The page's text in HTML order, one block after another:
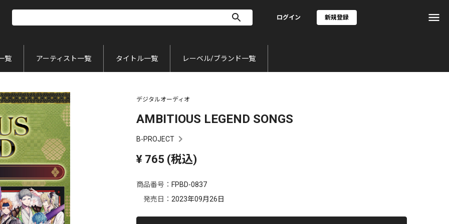
ログイン 新規登録
覧 アーティスト一覧 タイトル一覧 レーベル/ブランド一覧
デジタルオーディオ
AMBITIOUS LEGEND SONGS
B-PROJECT
¥ 765 (税込)
商品番号： FPBD-0837
発売日： 2023年09月26日